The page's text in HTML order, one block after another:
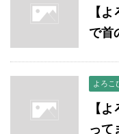
【
で首
よろこ
【
って